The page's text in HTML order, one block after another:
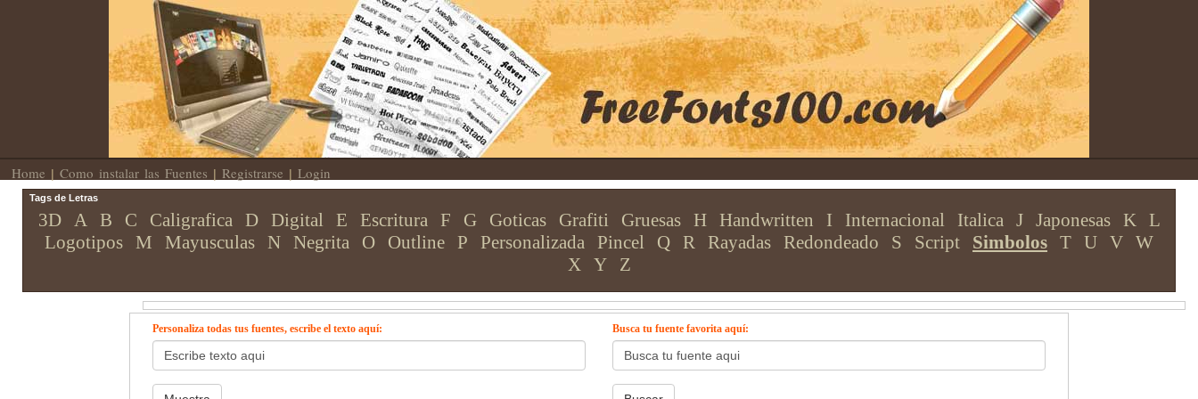
Home | Como instalar las Fuentes | Registrarse | Login
Tags de Letras
3D A B C Caligrafica D Digital E Escritura F G Goticas Grafiti Gruesas H Handwritten I Internacional Italica J Japonesas K
L
Logotipos M Mayusculas N Negrita O Outline P Personalizada Pincel Q R Rayadas Redondeado S Script Simbolos T U V W
X
Y Z
Personaliza todas tus fuentes, escribe el texto aquí: Busca tu fuente favorita aquí: